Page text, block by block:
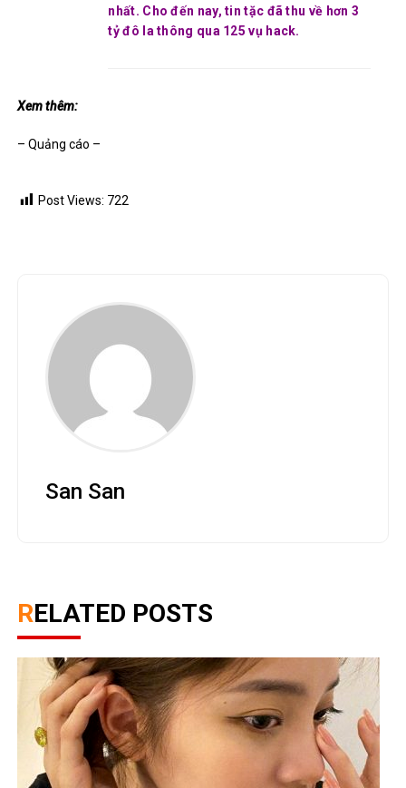
nhất. Cho đến nay, tin tặc đã thu về hơn 3
tỷ đô la thông qua 125 vụ hack.
Xem thêm:
– Quảng cáo –
Post Views: 722
San San
RELATED POSTS